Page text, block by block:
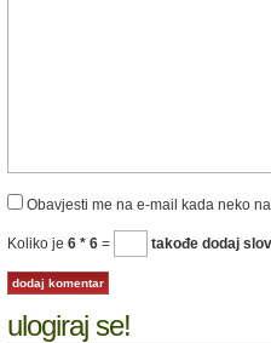
Obavjesti me na e-mail kada neko
Koliko je 6 * 6 = takođe dodaj
ulogiraj se!